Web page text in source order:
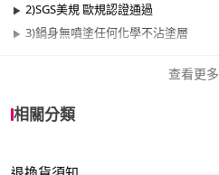
2)SGS美規 歐規認證通過
3)鍋身無噴塗任何化學不沾塗層
查看更多
相關分類